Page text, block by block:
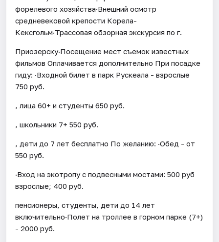
форелевого хозяйства·Внешний осмотр
средневековой крепости Корела-
Кексгольм·Трассовая обзорная экскурсия по г.
Приозерску·Посещение мест съемок известных
фильмов Оплачивается дополнительно При посадке
гиду: ·Входной билет в парк Рускеала - взрослые
750 руб.
, лица 60+ и студенты 650 руб.
, школьники 7+ 550 руб.
, дети до 7 лет бесплатно По желанию: ·Обед - от
550 руб.
·Вход на экотропу с подвесными мостами: 500 руб
взрослые; 400 руб.
пенсионеры, студенты, дети до 14 лет
включительно·Полет на троллее в горном парке (7+)
- 2000 руб.